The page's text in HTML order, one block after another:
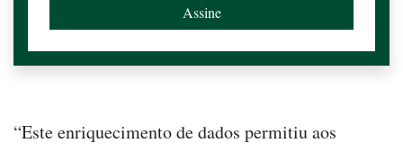
“Este enriquecimento de dados permitiu aos